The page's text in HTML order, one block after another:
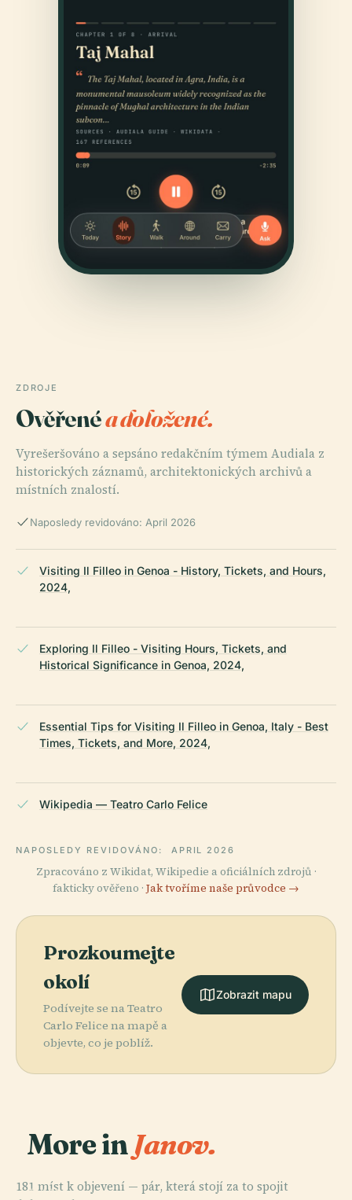
ZDROJE
Ověřenéa doložené.
Vyrešeršováno a sepsáno redakčním týmem Audiala z
historických záznamů, architektonických archivů a
místních znalostí.
Naposledy revidováno: April 2026
Visiting Il Filleo in Genoa - History, Tickets, and Hours,
2024,
Exploring Il Filleo - Visiting Hours, Tickets, and
Historical Significance in Genoa, 2024,
Essential Tips for Visiting Il Filleo in Genoa, Italy - Best
Times, Tickets, and More, 2024,
Wikipedia — Teatro Carlo Felice
NAPOSLEDY REVIDOVÁNO: APRIL 2026
Zpracováno z Wikidat, Wikipedie a oficiálních zdrojů ·
fakticky ověřeno · Jak tvoříme naše průvodce →
Prozkoumejte
okolí
Podívejte se na Teatro
Carlo Felice na mapě a
objevte, co je poblíž.
Zobrazit mapu
More in Janov.
181 míst k objevení — pár, která stojí za to spojit
PLACE
PLACE